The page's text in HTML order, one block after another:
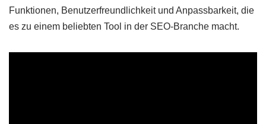
Funktionen, Benutzerfreundlichkeit und Anpassbarkeit, die
es zu einem beliebten Tool in der SEO-Branche macht.